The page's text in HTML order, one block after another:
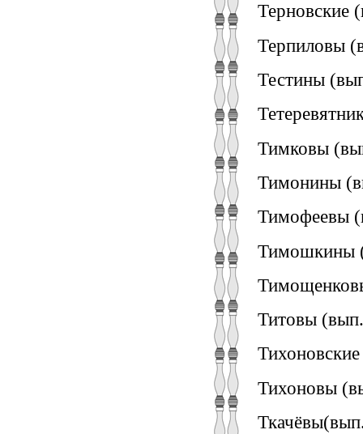
Терновские
Терпиловы
Тестины
Тимковы
Тимонины
Тимофеевы
Тимошкины
Титовы
Тихоновы